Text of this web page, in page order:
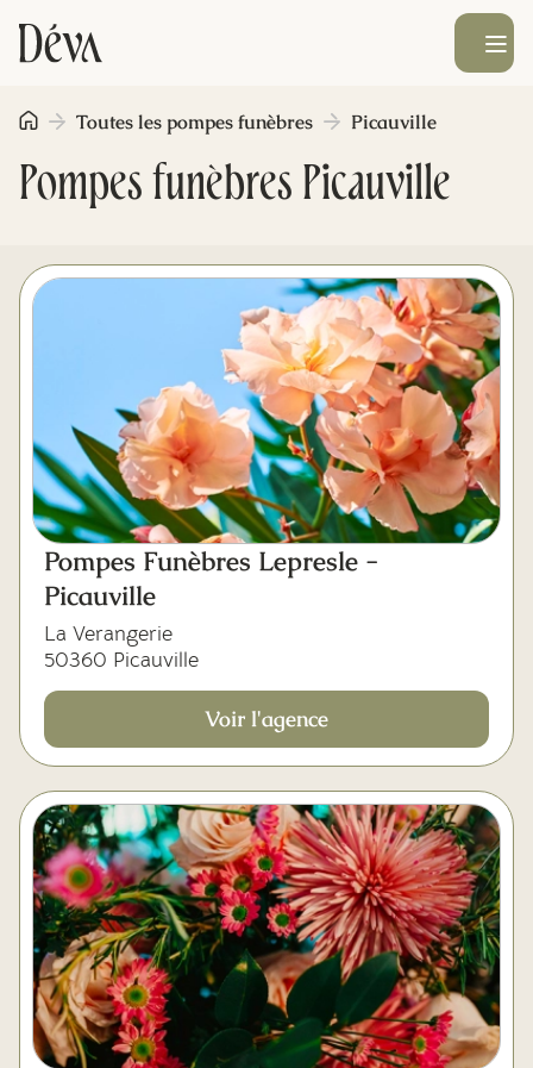
Obsèques
Prévoyance
Monument funéraire
Livraison de fleurs
Blog
Mes dernières volontés
Ouvrir le
Pompes funèbres Picauville
Toutes les pompes funèbres Picauville
Pompes Funèbres Lepresle -
Picauville
La Verangerie
50360 Picauville
Voir l'agence